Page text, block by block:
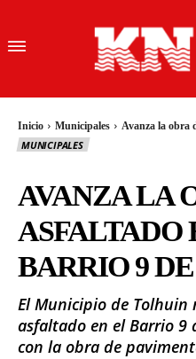
Inicio Municipales Avanza la obra
MUNICIPALES
AVANZA LA
ASFALTADO
BARRIO 9
El Municipio de Tolhuin
asfaltado en el Barrio 9
con la obra de